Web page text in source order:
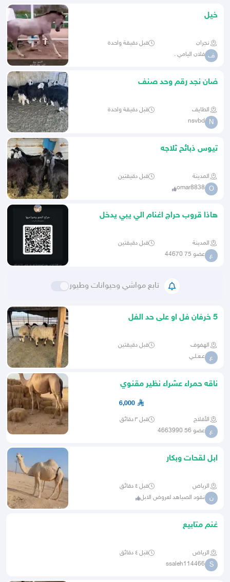
خيل
نجران قبل دقيقة واحدة
ف فلان اليامي .
ضان نجد رقم وحد صنف
الطايف قبل دقيقة واحدة
N
nsvbd
تيوس ذبائح ثلاجه
المدينة قبل دقيقتين
O
omar8838
هاذا قروب حراج اغنام الي يبي يدخل
المدينة قبل دقيقتين
ع عضو 75 44670
تابع مواشي وحيوانات وطيور
5 خرفان فل او على حد الفل
الهفوف قبل دقيقتين
ع عـعـلـي
ناقه حمراء عشراء نظير مقنوي
6,000
الأفلاج قبل ٣ دقائق
ع عضو 56 4663990
ابل لقحات وبكار
الرياض قبل ٤ دقائق
ن نفود الصياهد لعروض الابل
غنم متابيع
الرياض قبل ٤ دقائق
S
ssaleh114466